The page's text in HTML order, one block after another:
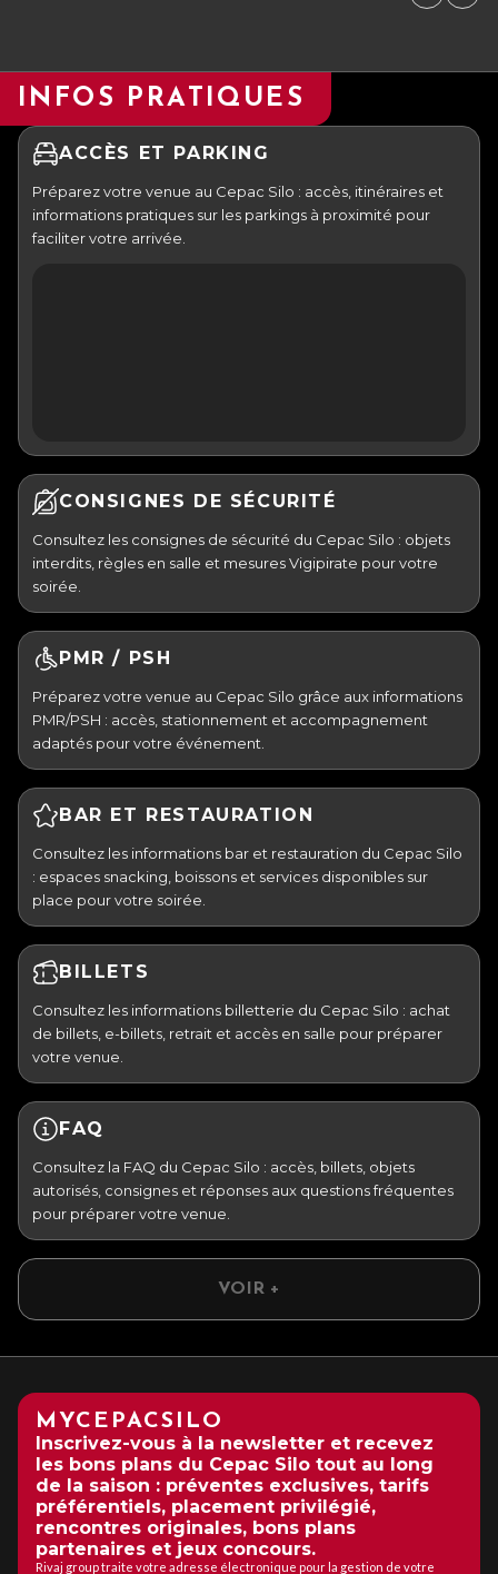
INFOS PRATIQUES
ACCÈS ET PARKING
Préparez votre venue au Cepac Silo : accès, itinéraires et
informations pratiques sur les parkings à proximité pour
faciliter votre arrivée.
CONSIGNES DE SÉCURITÉ
Consultez les consignes de sécurité du Cepac Silo : objets
interdits, règles en salle et mesures Vigipirate pour votre
soirée.
PMR / PSH
Préparez votre venue au Cepac Silo grâce aux informations
PMR/PSH : accès, stationnement et accompagnement
adaptés pour votre événement.
BAR ET RESTAURATION
Consultez les informations bar et restauration du Cepac Silo
: espaces snacking, boissons et services disponibles sur
place pour votre soirée.
BILLETS
Consultez les informations billetterie du Cepac Silo : achat
de billets, e-billets, retrait et accès en salle pour préparer
votre venue.
FAQ
Consultez la FAQ du Cepac Silo : accès, billets, objets
autorisés, consignes et réponses aux questions fréquentes
pour préparer votre venue.
VOIR +
MYCEPACSILO
Inscrivez-vous à la newsletter et recevez
les bons plans du Cepac Silo tout au long
de la saison : préventes exclusives, tarifs
préférentiels, placement privilégié,
rencontres originales, bons plans
partenaires et jeux concours.
Rivaj group traite votre adresse électronique pour la gestion de votre